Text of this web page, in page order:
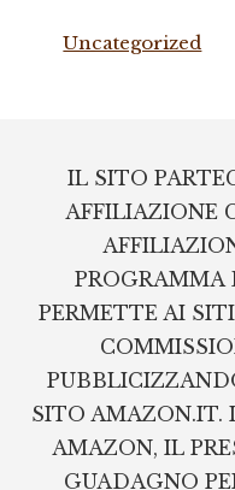
Uncategorized
IL SITO
AFFILIAZIONE
PROGRAMMA
PERMETTE AI
SITO AMAZON.IT.
AMAZON, IL
GUADAGNO